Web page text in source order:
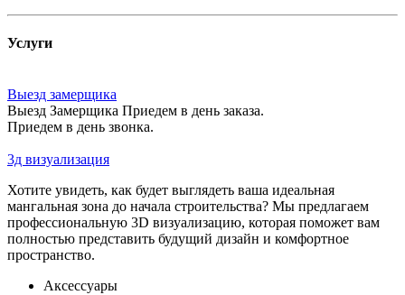
Услуги
Выезд замерщика
Выезд Замерщика Приедем в день заказа.
Приедем в день звонка.
3д визуализация
Хотите увидеть, как будет выглядеть ваша идеальная
мангальная зона до начала строительства? Мы предлагаем
профессиональную 3D визуализацию, которая поможет вам
полностью представить будущий дизайн и комфортное
пространство.
Аксессуары